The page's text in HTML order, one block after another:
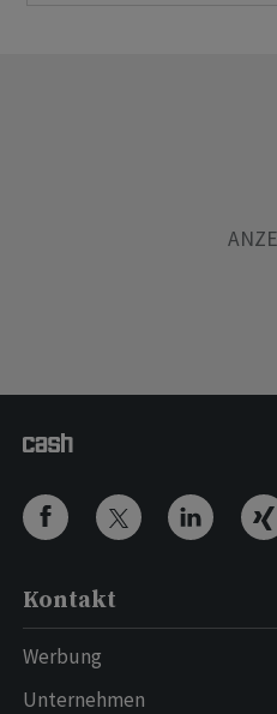
Kontakt
Werbung
Unternehmen